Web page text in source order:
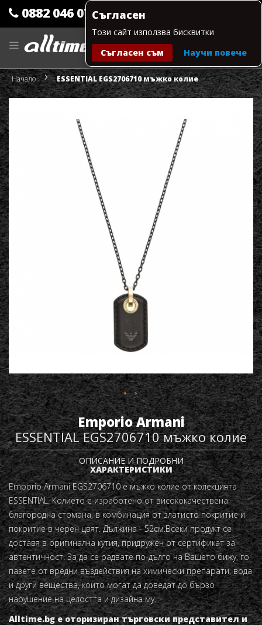
Съгласен
Този сайт използва бисквитки
Съгласен съм
Научи повече
0882 046 079
Прескачане
към
Моята количка
Начало ESSENTIAL EGS2706710 мъжко колие
Emporio Armani
ESSENTIAL EGS2706710 мъжко колие
ОПИСАНИЕ И ПОДРОБНИ
ХАРАКТЕРИСТИКИ
Emporio Armani EGS2706710е мъжко колие от колекцията
ESSENTIAL. Колието е изработено от висококачествена
благородна стомана, в комбинация от златисто покритие и
покритие в черен цвят.Дължина - 52см.Всеки продукт се
доставя в оригинална кутия, придружен от сертификат за
автентичност. За да се радвате по-дълго на Вашето бижу, го
пазете от вредни въздействия на химически препарати, вода
и други вещества, които могат да доведат до бързо
нарушение на целостта и дизайна му.
Alltime.bg е оторизиран търговски представител и